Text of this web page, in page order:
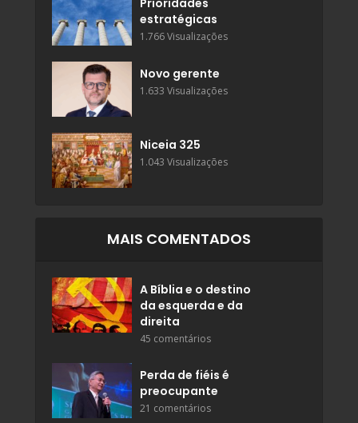
estratégicas
1.766 Visualizações
Novo gerente
1.633 Visualizações
Niceia 325
1.043 Visualizações
MAIS COMENTADOS
A Bíblia e o destino
da esquerda e da
direita
45 comentários
Perda de fiéis é
preocupante
21 comentários